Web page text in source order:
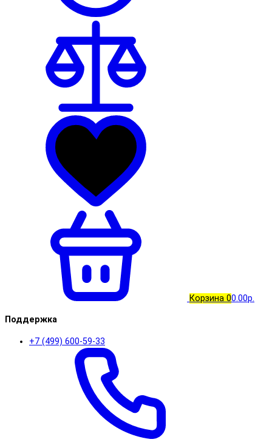
Корзина 00.00р.
Поддержка
+7 (499) 600-59-33